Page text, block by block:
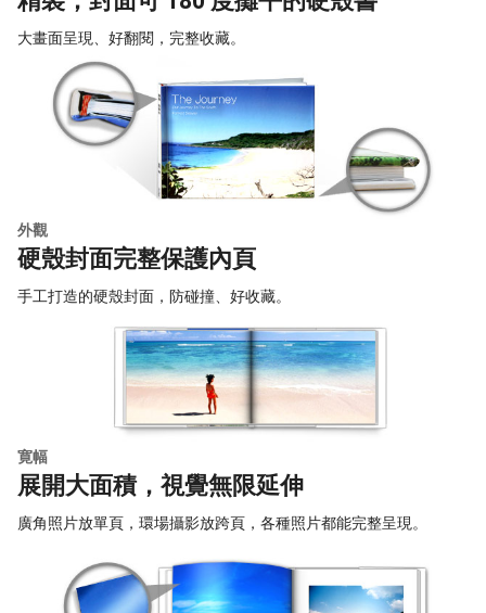
大畫面呈現、好翻閱，完整收藏。
外觀
硬殼封面完整保護內頁
手工打造的硬殼封面，防碰撞、好收藏。
寛幅
展開大面積，視覺無限延伸
廣角照片放單頁，環場攝影放跨頁，各種照片都能完整呈現。